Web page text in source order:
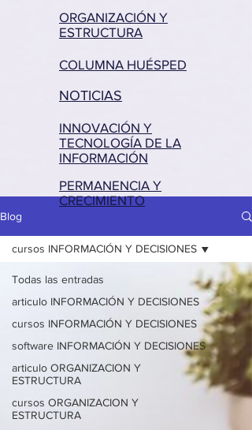
Blog
Todas las entradas
articulo INFORMACIÓN Y DECISIONES
cursos INFORMACIÓN Y DECISIONES
software INFORMACIÓN Y DECISIONES
articulo ORGANIZACION Y
ESTRUCTURA
cursos ORGANIZACION Y
ESTRUCTURA
cursos INFORMACIÓN Y DECISIONES
ORGANIZACIÓN Y
ESTRUCTURA
COLUMNA HUÉSPED
NOTICIAS
INNOVACIÓN Y
TECNOLOGÍA DE LA
INFORMACIÓN
PERMANENCIA Y
CRECIMIENTO